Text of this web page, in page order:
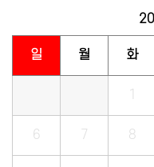
일 월 화
1
6 7 8